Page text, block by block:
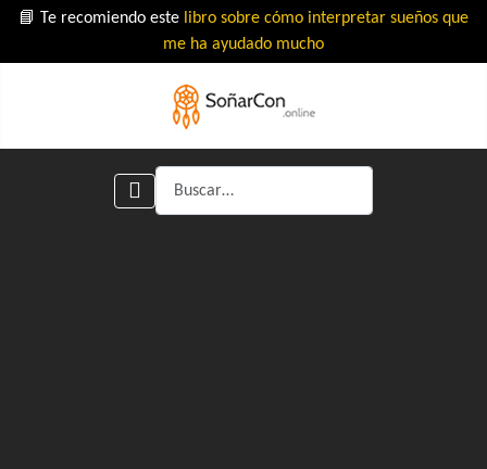
📘 Te recomiendo este libro sobre cómo interpretar sueños que
me ha ayudado mucho
Buscar